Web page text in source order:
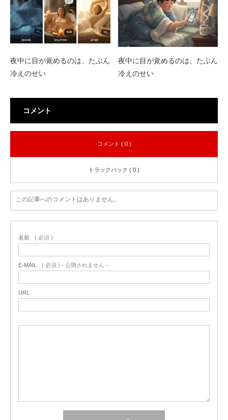
夜中に目が覚めるのは、たぶん
冷えのせい
夜中に目が覚めるのは、たぶん
冷えのせい
コメント
コメント ( 0 )
トラックバック ( 0 )
この記事へのコメントはありません。
名前 ( 必須 )
E-MAIL ( 必須 ) - 公開されません -
URL